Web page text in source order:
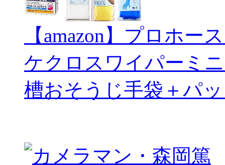
【amazon】プロホー
ケクロスワイパーミ
槽おそうじ手袋＋パ